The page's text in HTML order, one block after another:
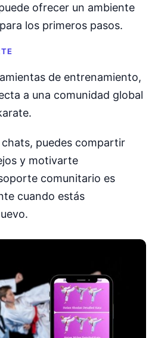
ofrecer un ambiente
los primeros pasos.
de entrenamiento,
a una comunidad global
puedes compartir
y motivarte
comunitario es
cuando estás